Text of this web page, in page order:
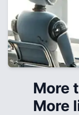
More
More